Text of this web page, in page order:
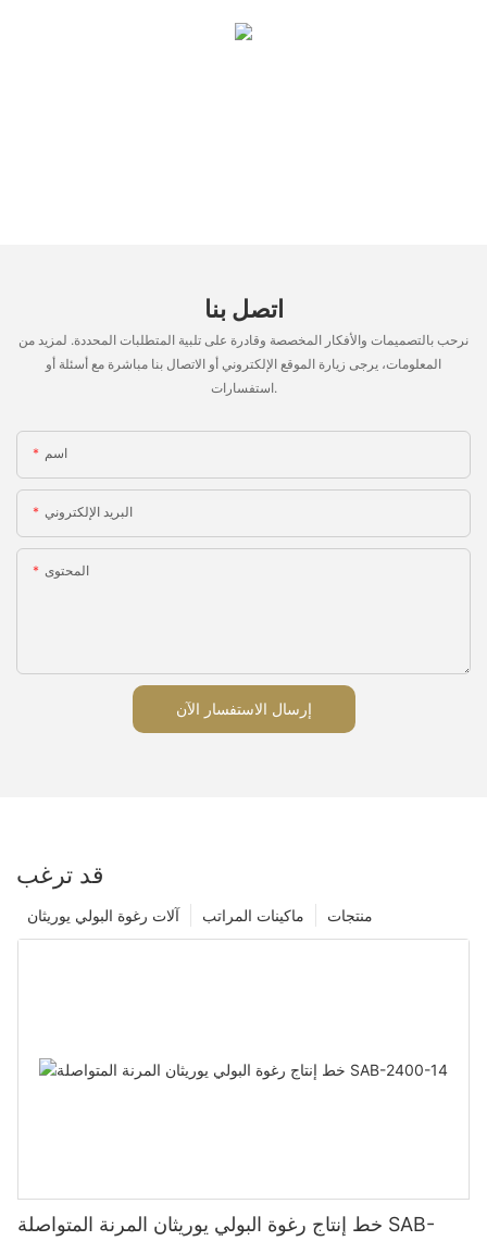
اتصل بنا
نرحب بالتصميمات والأفكار المخصصة وقادرة على تلبية المتطلبات المحددة. لمزيد من
المعلومات، يرجى زيارة الموقع الإلكتروني أو الاتصال بنا مباشرة مع أسئلة أو
استفسارات.
اسم
البريد الإلكتروني
المحتوى
إرسال الاستفسار الآن
قد ترغب
منتجات ماكينات المراتب آلات رغوة البولي يوريثان
خط إنتاج رغوة البولي يوريثان المرنة المتواصلة SAB-